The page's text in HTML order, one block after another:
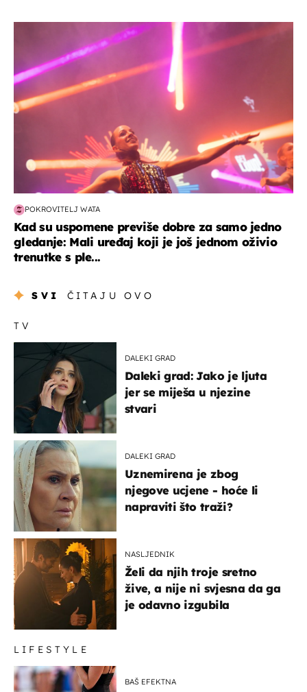
POKROVITELJ WATA
Kad su uspomene previše dobre za samo jedno
gledanje: Mali uređaj koji je još jednom oživio
trenutke s ple...
SVI ČITAJU OVO
TV
DALEKI GRAD
Daleki grad: Jako je ljuta
jer se miješa u njezine
stvari
DALEKI GRAD
Uznemirena je zbog
njegove ucjene - hoće li
napraviti što traži?
NASLJEDNIK
Želi da njih troje sretno
žive, a nije ni svjesna da ga
je odavno izgubila
LIFESTYLE
BAŠ EFEKTNA